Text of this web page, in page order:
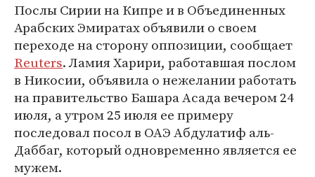
Послы Сирии на Кипре и в Объединенных
Арабских Эмиратах объявили о своем
переходе на сторону оппозиции, сообщает
Reuters. Ламия Харири, работавшая послом
в Никосии, объявила о нежелании работать
на правительство Башара Асада вечером 24
июля, а утром 25 июля ее примеру
последовал посол в ОАЭ Абдулатиф аль-
Даббаг, который одновременно является ее
мужем.